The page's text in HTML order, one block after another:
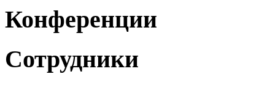
Конференции
Сотрудники